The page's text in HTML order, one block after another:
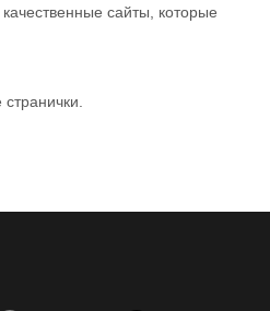
сайты, которые